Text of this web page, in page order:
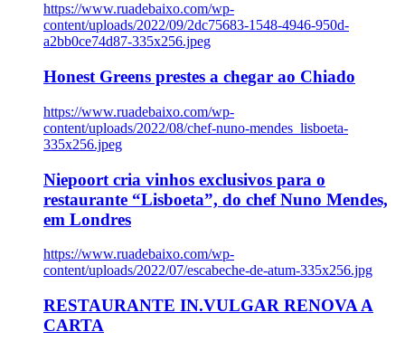
https://www.ruadebaixo.com/wp-
content/uploads/2022/09/2dc75683-1548-4946-950d-
a2bb0ce74d87-335x256.jpeg
Honest Greens prestes a chegar ao Chiado
https://www.ruadebaixo.com/wp-
content/uploads/2022/08/chef-nuno-mendes_lisboeta-
335x256.jpeg
Niepoort cria vinhos exclusivos para o
restaurante “Lisboeta”, do chef Nuno Mendes,
em Londres
https://www.ruadebaixo.com/wp-
content/uploads/2022/07/escabeche-de-atum-335x256.jpg
RESTAURANTE IN.VULGAR RENOVA A
CARTA